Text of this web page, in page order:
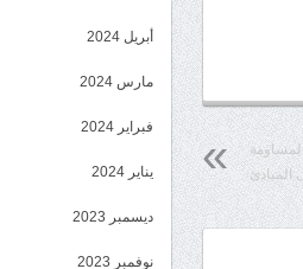
المبادئ
أبريل 2024
مارس 2024
فبراير 2024
يناير 2024
ديسمبر 2023
نوفمبر 2023